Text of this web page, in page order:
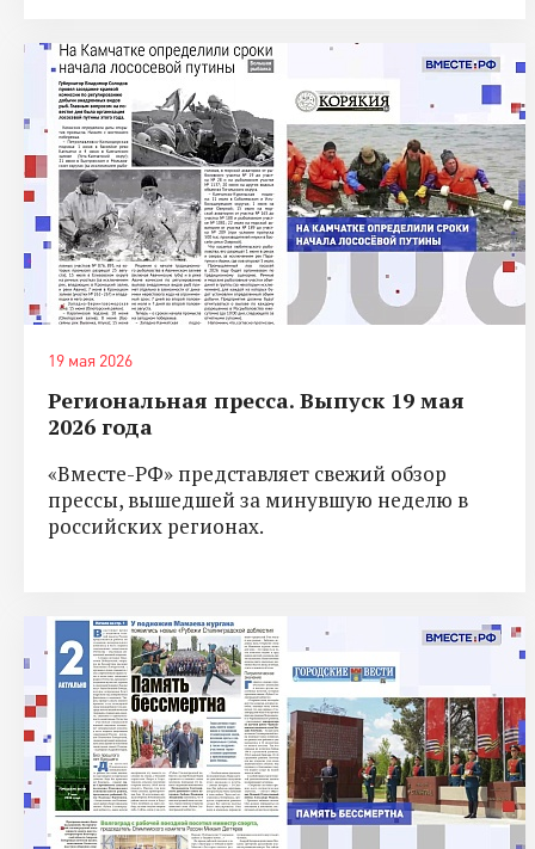
19 мая 2026
Региональная пресса. Выпуск 19 мая
2026 года
«Вместе-РФ» представляет свежий обзор
прессы, вышедшей за минувшую неделю в
российских регионах.